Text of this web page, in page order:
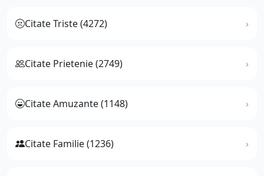
Citate Triste (4272)
Citate Prietenie (2749)
Citate Amuzante (1148)
Citate Familie (1236)